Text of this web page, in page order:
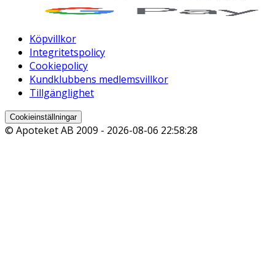
Köpvillkor
Integritetspolicy
Cookiepolicy
Kundklubbens medlemsvillkor
Tillgänglighet
Cookieinställningar
© Apoteket AB 2009 - 2026-08-06 22:58:28